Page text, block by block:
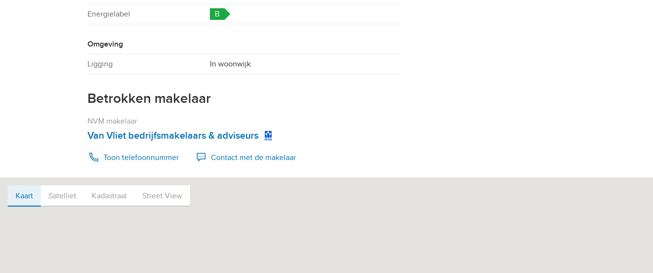
Energielabel B
Omgeving
Ligging In woonwijk
Betrokken makelaar
NVM makelaar
Van Vliet bedrijfsmakelaars & adviseurs
Toon telefoonnummer
Bel 0180434343
Contact met de makelaar
Kaart
Kaart Satelliet Kadastraal Street View